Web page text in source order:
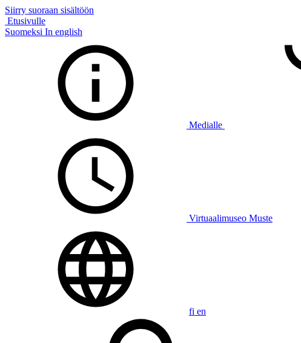
Siirry suoraan sisältöön
Etusivulle
Suomeksi In english
Medialle
Virtuaalimuseo Muste
fi en